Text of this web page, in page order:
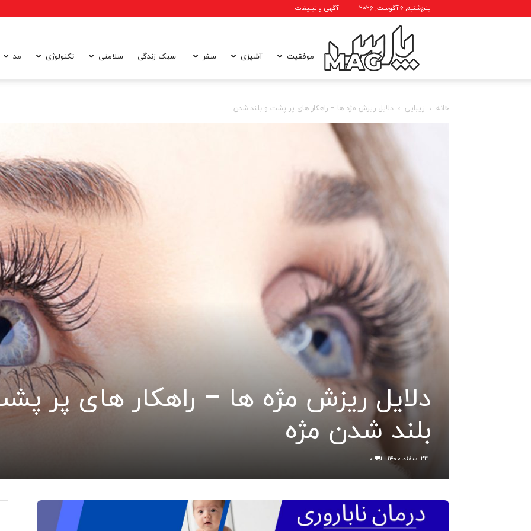
پنج‌شنبه, ۶ آگوست, ۲۰۲۶ آگهی و تبلیغات
مگ
موفقیت آشپزی سفر سبک زندگی سلامتی تکنولوژی مد
خانه زیبایی دلایل ریزش مژه ها – راهکار های پر پشت و بلند شدن...
دلایل ریزش مژه ها – راهکار های پر
بلند شدن مژه
۲۳ اسفند ۱۴۰۰ ۰